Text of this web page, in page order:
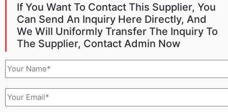
If You Want To Contact This Supplier, You
Can Send An Inquiry Here Directly, And
We Will Uniformly Transfer The Inquiry To
The Supplier, Contact Admin Now